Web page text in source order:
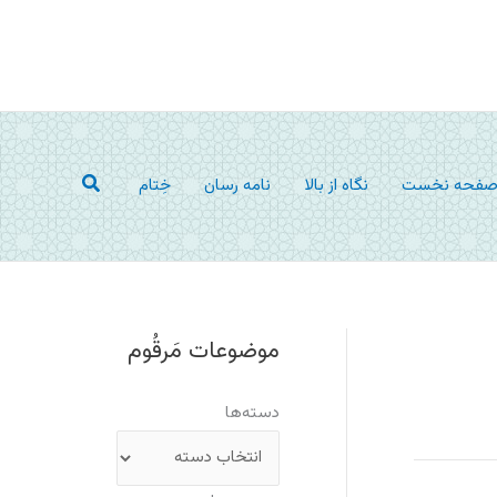
نخست نگاه از بالا نامه رسان خِتام جستجو
موضوعات مَرقُوم
دسته‌ها